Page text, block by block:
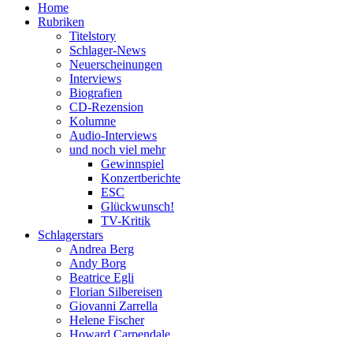
Home
Rubriken
Titelstory
Schlager-News
Neuerscheinungen
Interviews
Biografien
CD-Rezension
Kolumne
Audio-Interviews
und noch viel mehr
Gewinnspiel
Konzertberichte
ESC
Glückwunsch!
TV-Kritik
Schlagerstars
Andrea Berg
Andy Borg
Beatrice Egli
Florian Silbereisen
Giovanni Zarrella
Helene Fischer
Howard Carpendale